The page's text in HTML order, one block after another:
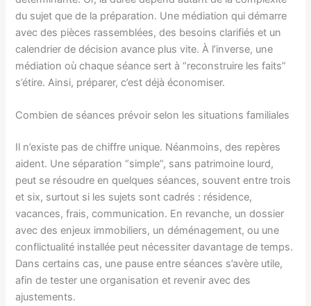
du sujet que de la préparation. Une médiation qui démarre
avec des pièces rassemblées, des besoins clarifiés et un
calendrier de décision avance plus vite. À l’inverse, une
médiation où chaque séance sert à “reconstruire les faits”
s’étire. Ainsi, préparer, c’est déjà économiser.
Combien de séances prévoir selon les situations familiales
Il n’existe pas de chiffre unique. Néanmoins, des repères
aident. Une séparation “simple”, sans patrimoine lourd,
peut se résoudre en quelques séances, souvent entre trois
et six, surtout si les sujets sont cadrés : résidence,
vacances, frais, communication. En revanche, un dossier
avec des enjeux immobiliers, un déménagement, ou une
conflictualité installée peut nécessiter davantage de temps.
Dans certains cas, une pause entre séances s’avère utile,
afin de tester une organisation et revenir avec des
ajustements.